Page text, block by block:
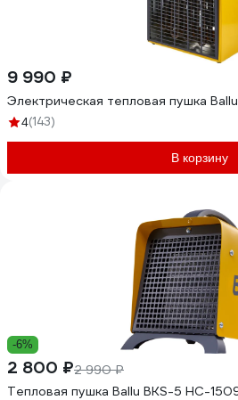
9 990 ₽
Электрическая тепловая пушка
4(143)
В корзину
-6%
2 800 ₽2 990 ₽
Тепловая пушка Ballu BKS-5 НС-